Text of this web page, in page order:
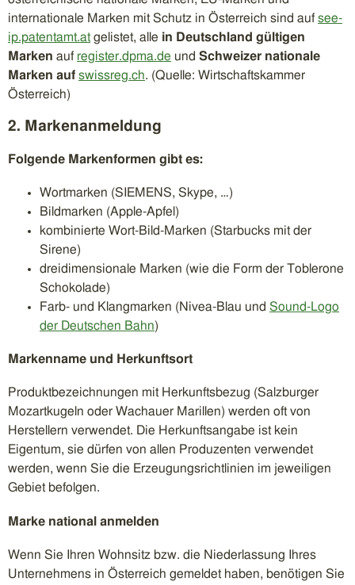
internationale Marken mit Schutz in Österreich sind aufsee-
ip.patentamt.at gelistet, alle in Deutschland gültigen
Marken auf register.dpma.de und Schweizer nationale
Marken auf swissreg.ch. (Quelle: Wirtschaftskammer
Österreich)
2. Markenanmeldung
Folgende Markenformen gibt es:
Wortmarken (SIEMENS, Skype, …)
Bildmarken (Apple-Apfel)
kombinierte Wort-Bild-Marken (Starbucks mit der
Sirene)
dreidimensionale Marken (wie die Form der Toblerone
Schokolade)
Farb- und Klangmarken (Nivea-Blau und Sound-Logo
der Deutschen Bahn)
Markenname und Herkunftsort
Produktbezeichnungen mit Herkunftsbezug (Salzburger
Mozartkugeln oder Wachauer Marillen) werden oft von
Herstellern verwendet. Die Herkunftsangabe ist kein
Eigentum, sie dürfen von allen Produzenten verwendet
werden, wenn Sie die Erzeugungsrichtlinien im jeweiligen
Gebiet befolgen.
Marke national anmelden
Wenn Sie Ihren Wohnsitz bzw. die Niederlassung Ihres
Unternehmens in Österreich gemeldet haben, benötigen Sie